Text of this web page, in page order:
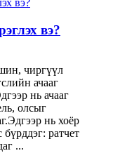
вэ?
чиргүүл
ачааг
нь ачааг
олсыг
нь хоёр
бүрддэг: ратчет
...